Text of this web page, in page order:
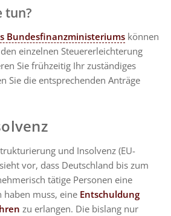
tun?
Bundesfinanzministeriums können
einzelnen Steuererleichterung
Sie frühzeitig Ihr zuständiges
Sie die entsprechenden Anträge
und Insolvenz (EU-
vor, dass Deutschland bis zum
tätige Personen eine
haben muss, eine Entschuldung
zu erlangen. Die bislang nur